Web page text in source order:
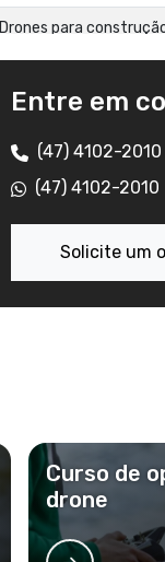
Drones para
Drones para engenharia
Drones para indústria
Drones para
Drones profissionais dji
Empresa de drones
Entre em
(47) 4102-2010
(47) 4102-2010
Solicite um
Curso de
drone